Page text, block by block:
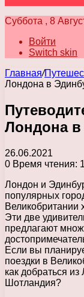
Суббота , 8
Войти
Switch skin
Главная/
Лондона в
Лондона
26.06.2021
0 Время чтения:
Лондон и
популярных
Великобритании
Эти две
предлагают
Если вы
поездки в
как добраться
Шотландия?